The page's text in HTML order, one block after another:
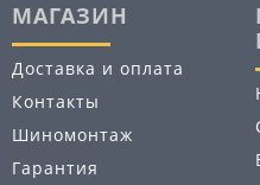
МАГАЗИН
Доставка и оплата
Контакты
Шиномонтаж
Гарантия